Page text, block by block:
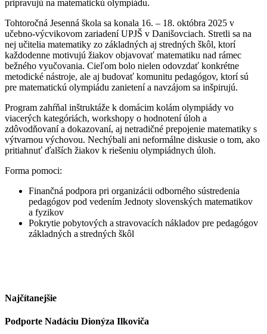
pripravujú na matematickú olympiádu.
Tohtoročná Jesenná škola sa konala 16. – 18. októbra 2025 v
učebno-výcvikovom zariadení UPJŠ v Danišovciach. Stretli sa na
nej učitelia matematiky zo základných aj stredných škôl, ktorí
každodenne motivujú žiakov objavovať matematiku nad rámec
bežného vyučovania. Cieľom bolo nielen odovzdať konkrétne
metodické nástroje, ale aj budovať komunitu pedagógov, ktorí sú
pre matematickú olympiádu zanietení a navzájom sa inšpirujú.
Program zahŕňal inštruktáže k domácim kolám olympiády vo
viacerých kategóriách, workshopy o hodnotení úloh a
zdôvodňovaní a dokazovaní, aj netradičné prepojenie matematiky s
výtvarnou výchovou. Nechýbali ani neformálne diskusie o tom, ako
pritiahnuť ďalších žiakov k riešeniu olympiádnych úloh.
Forma pomoci:
Finančná podpora pri organizácii odborného sústredenia
pedagógov pod vedením Jednoty slovenských matematikov
a fyzikov
Pokrytie pobytových a stravovacích nákladov pre pedagógov
základných a stredných škôl
Najčítanejšie
Podporte Nadáciu Dionýza Ilkoviča